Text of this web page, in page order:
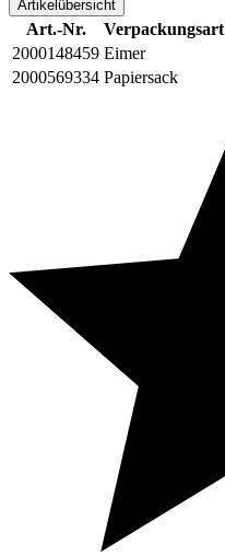
Artikelübersicht
Art.-Nr. Verpackungsart
2000148459 Eimer
2000569334 Papiersack